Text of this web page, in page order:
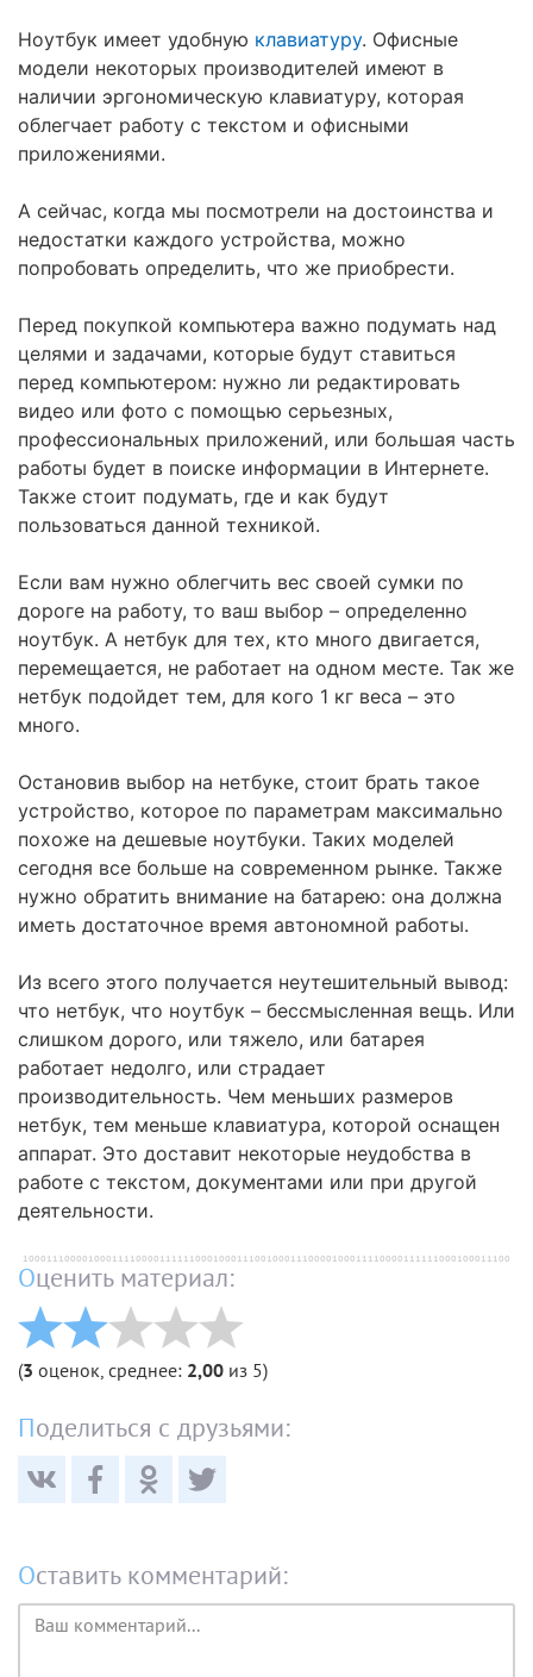
Ноутбук имеет удобную клавиатуру. Офисные
модели некоторых производителей имеют в
наличии эргономическую клавиатуру, которая
облегчает работу с текстом и офисными
приложениями.
А сейчас, когда мы посмотрели на достоинства и
недостатки каждого устройства, можно
попробовать определить, что же приобрести.
Перед покупкой компьютера важно подумать над
целями и задачами, которые будут ставиться
перед компьютером: нужно ли редактировать
видео или фото с помощью серьезных,
профессиональных приложений, или большая часть
работы будет в поиске информации в Интернете.
Также стоит подумать, где и как будут
пользоваться данной техникой.
Если вам нужно облегчить вес своей сумки по
дороге на работу, то ваш выбор – определенно
ноутбук. А нетбук для тех, кто много двигается,
перемещается, не работает на одном месте. Так же
нетбук подойдет тем, для кого 1 кг веса – это
много.
Остановив выбор на нетбуке, стоит брать такое
устройство, которое по параметрам максимально
похоже на дешевые ноутбуки. Таких моделей
сегодня все больше на современном рынке. Также
нужно обратить внимание на батарею: она должна
иметь достаточное время автономной работы.
Из всего этого получается неутешительный вывод:
что нетбук, что ноутбук – бессмысленная вещь. Или
слишком дорого, или тяжело, или батарея
работает недолго, или страдает
производительность. Чем меньших размеров
нетбук, тем меньше клавиатура, которой оснащен
аппарат. Это доставит некоторые неудобства в
работе с текстом, документами или при другой
деятельности.
Оценить материал:
(3 оценок, среднее: 2,00 из 5)
Поделиться с друзьями:
Оставить комментарий:
Текст
комментария